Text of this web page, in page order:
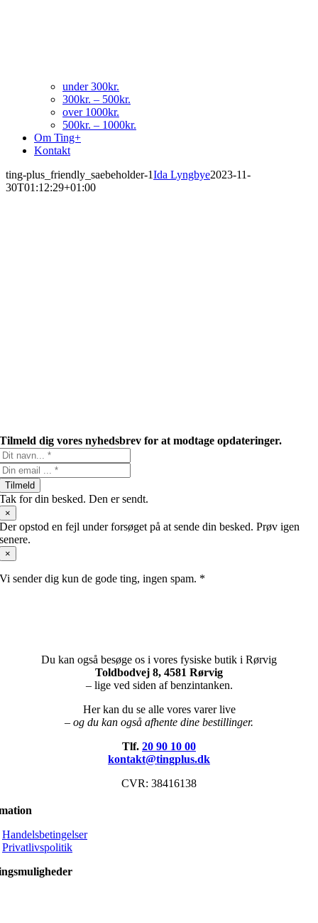
under 300kr.
300kr. – 500kr.
over 1000kr.
500kr. – 1000kr.
Om Ting+
Kontakt
ting-plus_friendly_saebeholder-1Ida Lyngbye2023-11-
30T01:12:29+01:00
Tilmeld dig vores nyhedsbrev for at modtage opdateringer.
Tilmeld
Tak for din besked. Den er sendt.
×
Der opstod en fejl under forsøget på at sende din besked. Prøv igen
senere.
×
Vi sender dig kun de gode ting, ingen spam. *
Du kan også besøge os i vores fysiske butik i Rørvig
Toldbodvej 8, 4581 Rørvig
– lige ved siden af benzintanken.
Her kan du se alle vores varer live
– og du kan også afhente dine bestillinger.
Tlf. 20 90 10 00
kontakt@tingplus.dk
CVR: 38416138
Handelsbetingelser
Privatlivspolitik